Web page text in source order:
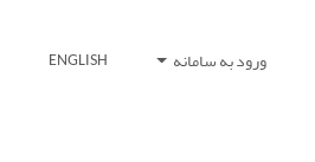
ورود به سامانه ENGLISH